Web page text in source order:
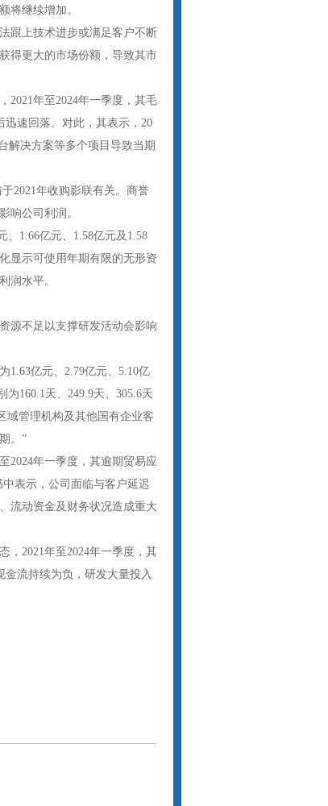
将继续增加。
跟上技术进步或满足客户不断
得更大的市场份额，导致其市
2021年至2024年一季度，其毛
迅速回落。对此，其表示，20
解决方案等多个项目导致当期
2021年收购影联有关。商誉
响公司利润。
、1.66亿元、1.58亿元及1.58
显示可使用年期有限的无形资
润水平。
源不足以支撑研发活动会影响
1.63亿元、2.79亿元、5.10亿
160.1天、249.9天、305.6天
域管理机构及其他国有企业客
。”
2024年一季度，其逾期贸易应
表示，公司面临与客户延迟
流动资金及财务状况造成重大
，2021年至2024年一季度，其
金流持续为负，研发大量投入